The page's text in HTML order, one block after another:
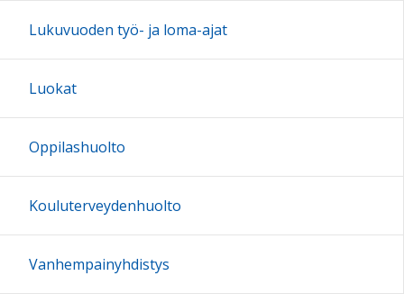
22:00
23:00
Lukuvuoden työ- ja loma-ajat
Luokat
Oppilashuolto
Kouluterveydenhuolto
Vanhempainyhdistys